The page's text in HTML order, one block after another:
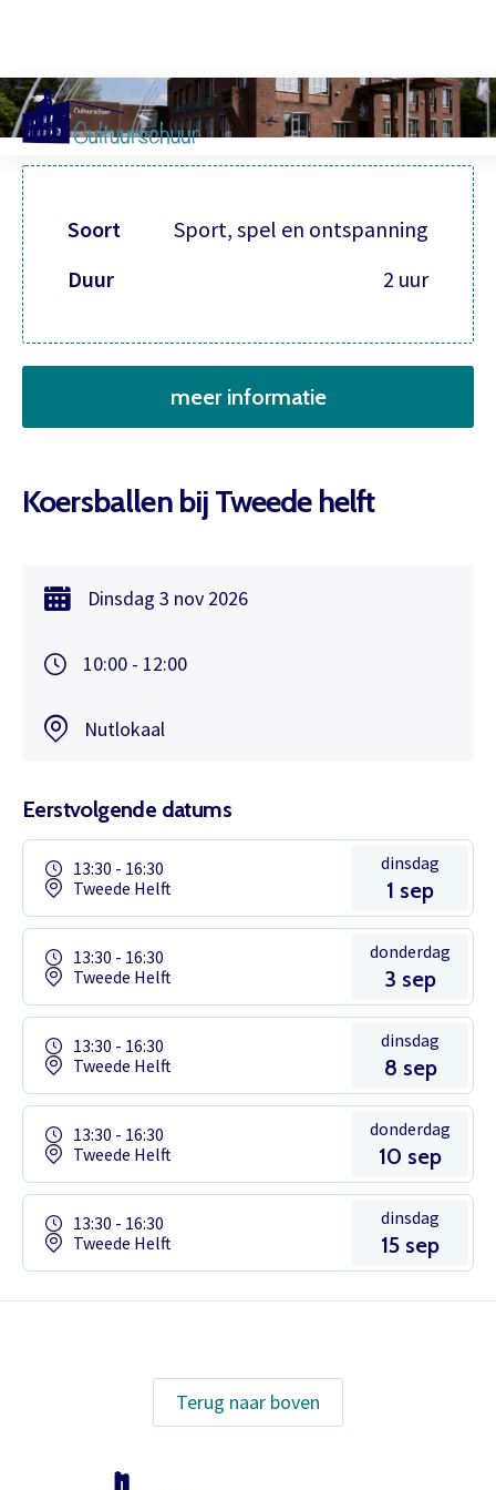
Inloggen
voorstellingen.
waardoor per voorstelling maar één
Koersballen bij Tweede helft
Dinsdag 3 nov 2026
10:00 - 12:00
Nutlokaal
Eerstvolgende datums
13:30 - 16:30
Tweede Helft
dinsdag
1 sep
13:30 - 16:30
Tweede Helft
donderdag
3 sep
13:30 - 16:30
Tweede Helft
dinsdag
8 sep
13:30 - 16:30
Tweede Helft
donderdag
10 sep
13:30 - 16:30
Tweede Helft
dinsdag
15 sep
Soort
Sport, spel en ontspanning
Duur
2 uur
meer informatie
Terug naar boven